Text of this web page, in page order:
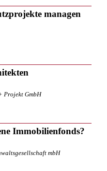
managen
Projekt GmbH
Immobilienfonds?
mbH